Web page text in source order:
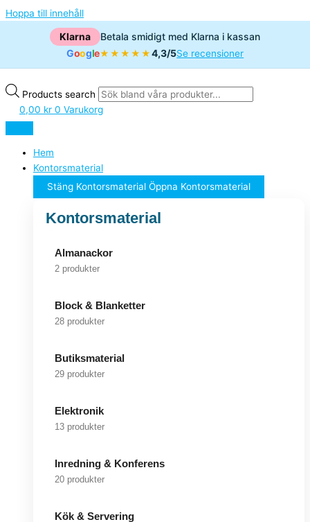
Hoppa till innehåll
Klarna
Betala smidigt med Klarna i kassan
Google★★★★★4,3/5Se recensioner
Products search
0,00 kr 0 Varukorg
Hem
Kontorsmaterial
Stäng Kontorsmaterial Öppna Kontorsmaterial
Kontorsmaterial
Almanackor
2 produkter
Block & Blanketter
28 produkter
Butiksmaterial
29 produkter
Elektronik
13 produkter
Inredning & Konferens
20 produkter
Kök & Servering